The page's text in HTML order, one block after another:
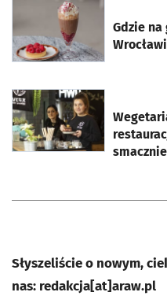
Gdzie
otworzy się w nowej karcie
otworzy się w nowej karcie
Słyszeliście o nowym,
nas: redakcja[at]araw.pl